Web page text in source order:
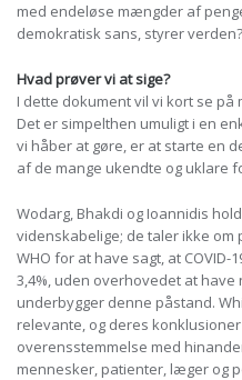
med endeløse mængder af
demokratisk sans, styrer verden?
Hvad prøver vi at sige?
I dette dokument vil vi kort se
Det er simpelthen umuligt i en
vi håber at gøre, er at starte en
af de mange ukendte og uklare
Wodarg, Bhakdi og Ioannidis
videnskabelige; de taler ikke
WHO for at have sagt, at
3,4%, uden overhovedet at
underbygger denne påstand.
relevante, og deres
overensstemmelse med
mennesker, patienter, læger og